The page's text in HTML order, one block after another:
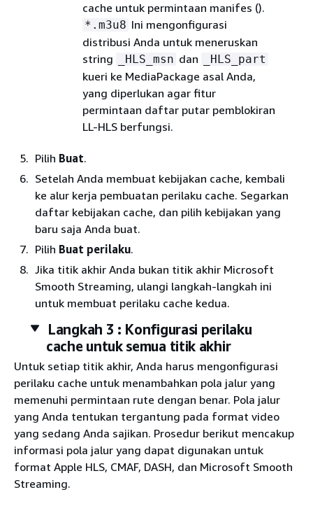
cache untuk permintaan manifes ().
*.m3u8 Ini mengonfigurasi
distribusi Anda untuk meneruskan
string
_HLS_msn dan _HLS_part
kueri ke MediaPackage asal Anda,
yang diperlukan agar fitur
permintaan daftar putar pemblokiran
LL-HLS berfungsi.
Pilih Buat.
Setelah Anda membuat kebijakan cache, kembali
ke alur kerja pembuatan perilaku cache. Segarkan
daftar kebijakan cache, dan pilih kebijakan yang
baru saja Anda buat.
Pilih Buat perilaku.
Jika titik akhir Anda bukan titik akhir Microsoft
Smooth Streaming, ulangi langkah-langkah ini
untuk membuat perilaku cache kedua.
Langkah 3 : Konfigurasi perilaku
cache untuk semua titik akhir
Untuk setiap titik akhir, Anda harus mengonfigurasi
perilaku cache untuk menambahkan pola jalur yang
memenuhi permintaan rute dengan benar. Pola jalur
yang Anda tentukan tergantung pada format video
yang sedang Anda sajikan. Prosedur berikut mencakup
informasi pola jalur yang dapat digunakan untuk
format Apple HLS, CMAF, DASH, dan Microsoft Smooth
Streaming.